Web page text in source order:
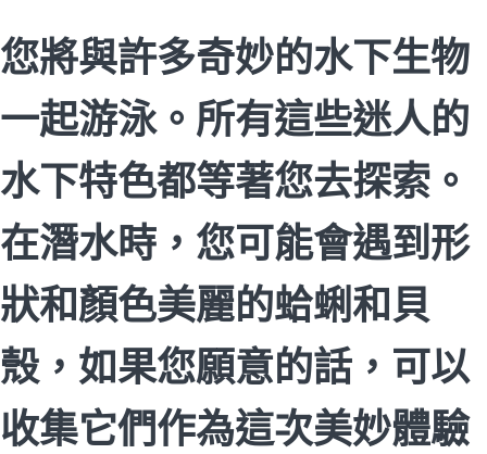
您將與許多奇妙的水下生物
一起游泳。所有這些迷人的
水下特色都等著您去探索。
在潛水時，您可能會遇到形
狀和顏色美麗的蛤蜊和貝
殼，如果您願意的話，可以
收集它們作為這次美妙體驗